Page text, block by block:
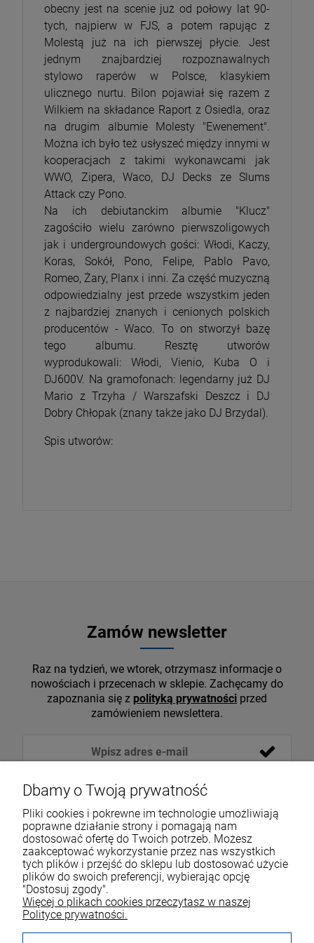
obecny jest na scenie już od połowy lat 90-
tych, najpierw w FJS, a potem rapując z
Molestą już na ich pierwszej płycie. Jest
jednym znajbardziej rozpoznawalnych
stylowo raperów w Polsce, klasykiem
ulicznego nurtu. Bilon pojawiał się razem z
Wilkiem na składance Raport z Osiedla, oraz
na drugim albumie Molesty "Ewenement".
Można ich było też usłyszeć między innymi w
kooperacjach z takimi wykonawcami jak
WWO, Zipera, Waco, DJ Decks ze Slums
Attack czy Pono.
Na ich debiutanckim albumie "Klucz"
zagościło wielu zarówno pierwszoligowych
jak i undergroundowych gości: Włodi, Kaczy,
Koras, Sokół, Pono, Felipe, Pablo Pavo,
Romeo, Żary, Planx i inni. Za część muzyczną
odpowiedzialny jest przede wszystkim jeden
z najbardziej znanych i cenionych polskich
producentów - Waco. To on stworzył bazę
tego albumu. Resztę utworów
wyprodukowali: Włodi, Vienio, Kuba O i
DJ600V. Na gramofonach: legendarny już DJ
Mario z Trzyha / Warszafski Deszcz i DJ
Dobry Chłopak (znany także jako DJ Brzydal).
Spis utworów:
Zamów newsletter
Raz na tydzień, we wtorek, otrzymasz informacje o
nowościach i przecenach w sklepie. Zachęcamy do
zapoznania się z polityką prywatności przed
zamówieniem newslettera.
VOICESHOP.PL
ZAKUPY
Dbamy o Twoją prywatność
Pliki cookies i pokrewne im technologie umożliwiają
poprawne działanie strony i pomagają nam
dostosować ofertę do Twoich potrzeb. Możesz
zaakceptować wykorzystanie przez nas wszystkich
tych plików i przejść do sklepu lub dostosować użycie
plików do swoich preferencji, wybierając opcję
"Dostosuj zgody".
Więcej o plikach cookies przeczytasz w naszej
Polityce prywatności.